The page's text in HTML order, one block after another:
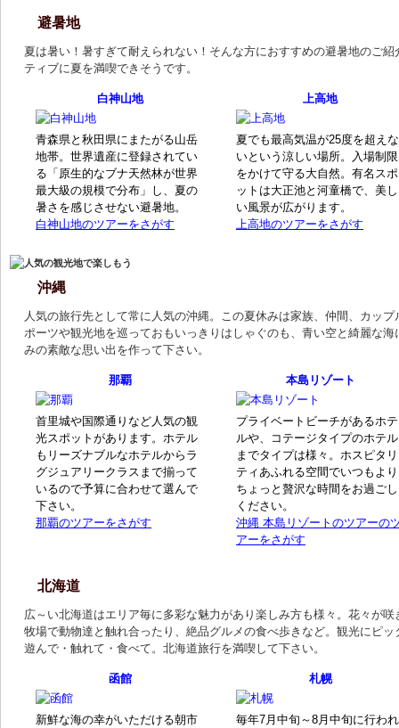
避暑地
夏は暑い！暑すぎて耐えられない！そんな方におすすめの避暑地のご
ティブに夏を満喫できそうです。
白神山地
青森県と秋田県にまたがる山岳
地帯。世界遺産に登録されてい
る「原生的なブナ天然林が世界
最大級の規模で分布」し、夏の
暑さを感じさせない避暑地。
白神山地のツアーをさがす
上高地
夏でも最高気温が25度を超えな
いという涼しい場所。入場制限
をかけて守る大自然。有名スポ
ットは大正池と河童橋で、美し
い風景が広がります。
上高地のツアーをさがす
沖縄
人気の旅行先として常に人気の沖縄。この夏休みは家族、仲間、カッ
ポーツや観光地を巡っておもいっきりはしゃぐのも、青い空と綺麗な
みの素敵な思い出を作って下さい。
那覇
首里城や国際通りなど人気の観
光スポットがあります。ホテル
もリーズナブルなホテルからラ
グジュアリークラスまで揃って
いるので予算に合わせて選んで
下さい。
那覇のツアーをさがす
本島リゾート
プライベートビーチがあるホテ
ルや、コテージタイプのホテル
までタイプは様々。ホスピタリ
ティあふれる空間でいつもより
ちょっと贅沢な時間をお過ごし
ください。
沖縄 本島リゾートのツアーの
アーをさがす
北海道
広～い北海道はエリア毎に多彩な魅力があり楽しみ方も様々。花々が
牧場で動物達と触れ合ったり、絶品グルメの食べ歩きなど。観光にピ
遊んで・触れて・食べて。北海道旅行を満喫して下さい。
函館
新鮮な海の幸がいただける朝市
札幌
毎年7月中旬～8月中旬に行われ